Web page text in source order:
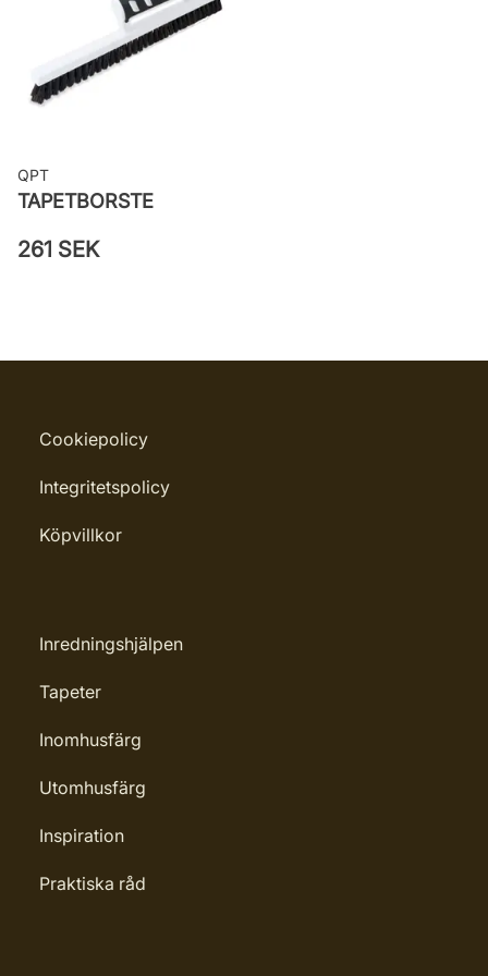
82060
QPT
TAPETBORSTE
261 SEK
Cookiepolicy
Integritetspolicy
Köpvillkor
Inredningshjälpen
Tapeter
Inomhusfärg
Utomhusfärg
Inspiration
Praktiska råd